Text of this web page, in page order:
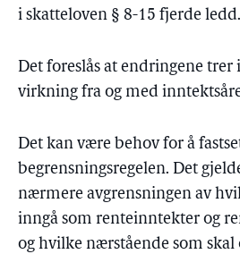
i skatteloven § 8-15 fjerde ledd.
Det foreslås at endringene trer
virkning fra og med
Det kan være behov for å
begrensningsregelen. Det
nærmere avgrensningen av
inngå som renteinntekter og
og hvilke nærstående som skal